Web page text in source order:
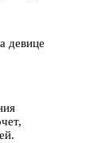
девице